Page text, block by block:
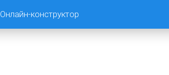
Онлайн-конструктор